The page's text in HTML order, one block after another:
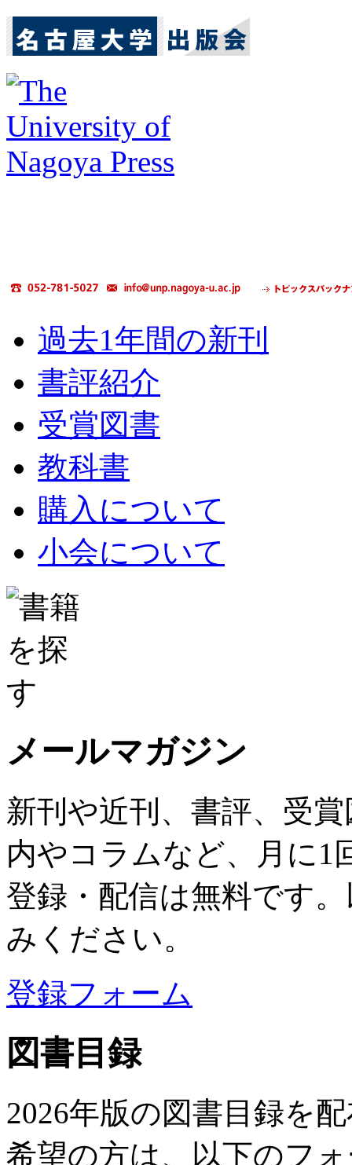
過去1年間の新刊
書評紹介
受賞図書
教科書
購入について
小会について
メールマガジン
新刊や近刊、書評、受
内やコラムなど、月に1
登録・配信は無料です
みください。
登録フォーム
図書目録
2026年版の図書目録を
希望の方は、以下のフ